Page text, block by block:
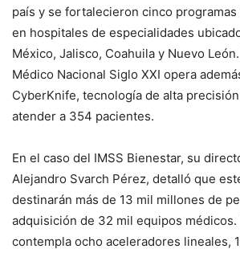
país y se fortalecieron cinco
en hospitales de especialidades
México, Jalisco, Coahuila y Nuevo
Médico Nacional Siglo XXI opera
CyberKnife, tecnología de alta
atender a 354 pacientes.
En el caso del IMSS Bienestar, su
Alejandro Svarch Pérez, detalló que
destinarán más de 13 mil millones de
adquisición de 32 mil equipos médicos.
contempla ocho aceleradores lineales,